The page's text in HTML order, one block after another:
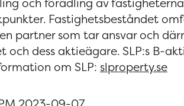
och förädling av
Fastighetsbeståndet
en partner som tar ansvar och
och dess aktieägare. SLP:s B-
om SLP: slproperty.se